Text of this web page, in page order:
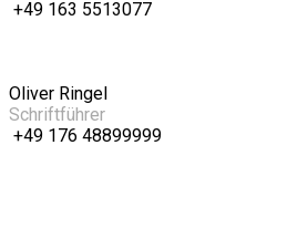
+49 163 5513077
Oliver Ringel
Schriftführer
+49 176 48899999